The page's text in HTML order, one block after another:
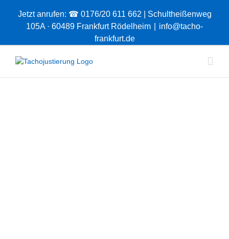
Jetzt anrufen: ☎ 0176/20 611 662 | Schultheißenweg
105A · 60489 Frankfurt Rödelheim
info@tacho-
frankfurt.de